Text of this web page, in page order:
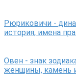
Рюриковичи -
история, имена
Овен - знак
женщины, камень